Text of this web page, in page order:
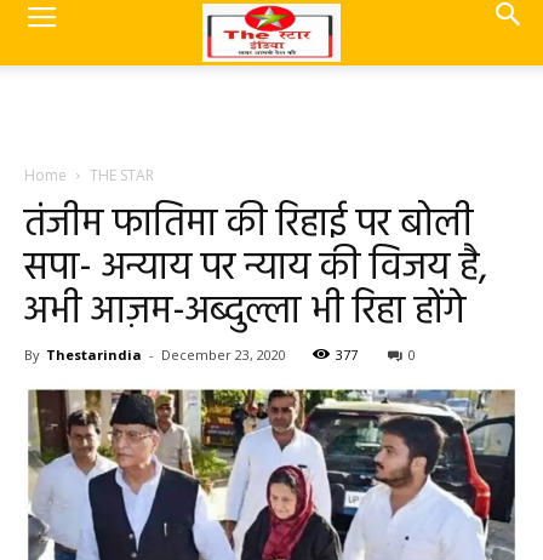
Home THE STAR
तंजीम फातिमा की रिहाई पर बोली
सपा- अन्याय पर न्याय की विजय है,
अभी आज़म-अब्दुल्ला भी रिहा होंगे
By Thestarindia - December 23, 2020 377 0